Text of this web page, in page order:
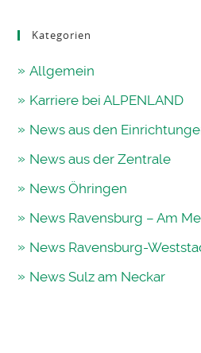
Kategorien
Allgemein
Karriere bei ALPENLAND
News aus den
News aus der Zentrale
News Öhringen
News Ravensburg – Am
News Ravensburg-
News Sulz am Neckar